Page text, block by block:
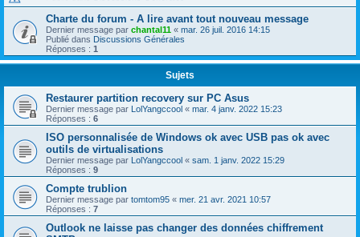
Charte du forum - A lire avant tout nouveau message
Dernier message par chantal11 « mar. 26 juil. 2016 14:15
Publié dans Discussions Générales
Réponses : 1
Sujets
Restaurer partition recovery sur PC Asus
Dernier message par LolYangccool « mar. 4 janv. 2022 15:23
Réponses : 6
ISO personnalisée de Windows ok avec USB pas ok avec
outils de virtualisations
Dernier message par LolYangccool « sam. 1 janv. 2022 15:29
Réponses : 9
Compte trublion
Dernier message par tomtom95 « mer. 21 avr. 2021 10:57
Réponses : 7
Outlook ne laisse pas changer des données chiffrement